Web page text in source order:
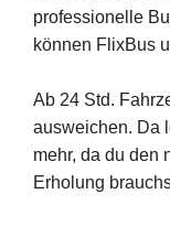
professionelle
können FlixBus
Ab 24 Std.
ausweichen. Da
mehr, da du den
Erholung